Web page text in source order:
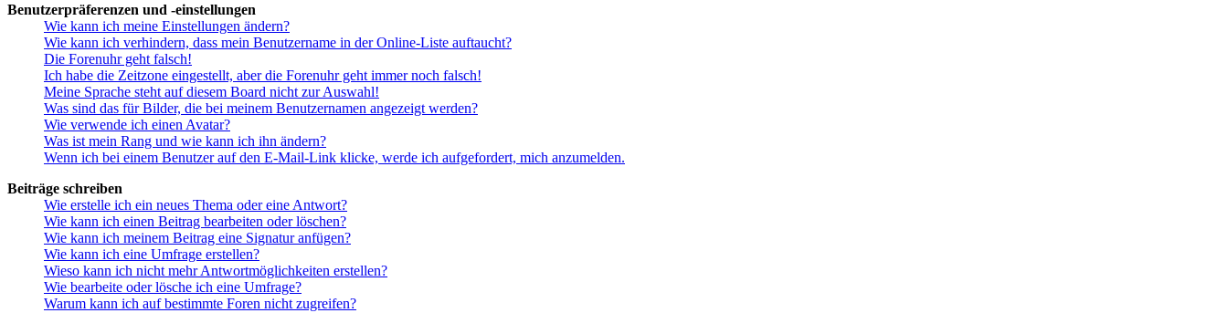
Benutzerpräferenzen und -einstellungen
Wie kann ich meine Einstellungen ändern?
Wie kann ich verhindern, dass mein Benutzername in der Online-Liste auftaucht?
Die Forenuhr geht falsch!
Ich habe die Zeitzone eingestellt, aber die Forenuhr geht immer noch falsch!
Meine Sprache steht auf diesem Board nicht zur Auswahl!
Was sind das für Bilder, die bei meinem Benutzernamen angezeigt werden?
Wie verwende ich einen Avatar?
Was ist mein Rang und wie kann ich ihn ändern?
Wenn ich bei einem Benutzer auf den E-Mail-Link klicke, werde ich aufgefordert, mich anzumelden.
Beiträge schreiben
Wie erstelle ich ein neues Thema oder eine Antwort?
Wie kann ich einen Beitrag bearbeiten oder löschen?
Wie kann ich meinem Beitrag eine Signatur anfügen?
Wie kann ich eine Umfrage erstellen?
Wieso kann ich nicht mehr Antwortmöglichkeiten erstellen?
Wie bearbeite oder lösche ich eine Umfrage?
Warum kann ich auf bestimmte Foren nicht zugreifen?